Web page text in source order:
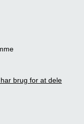
brug for at dele